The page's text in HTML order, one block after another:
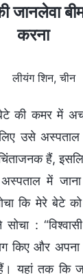
करना
लीयंग शिन, चीन
की कमर में
उसे अस्पताल
हैं,
में
कि मेरे बेटे को
:
किए और अपना
यहां तक कि